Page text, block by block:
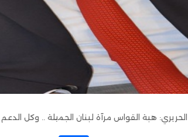
هبة القواس مرآة لبنان الجميلة .. وكل